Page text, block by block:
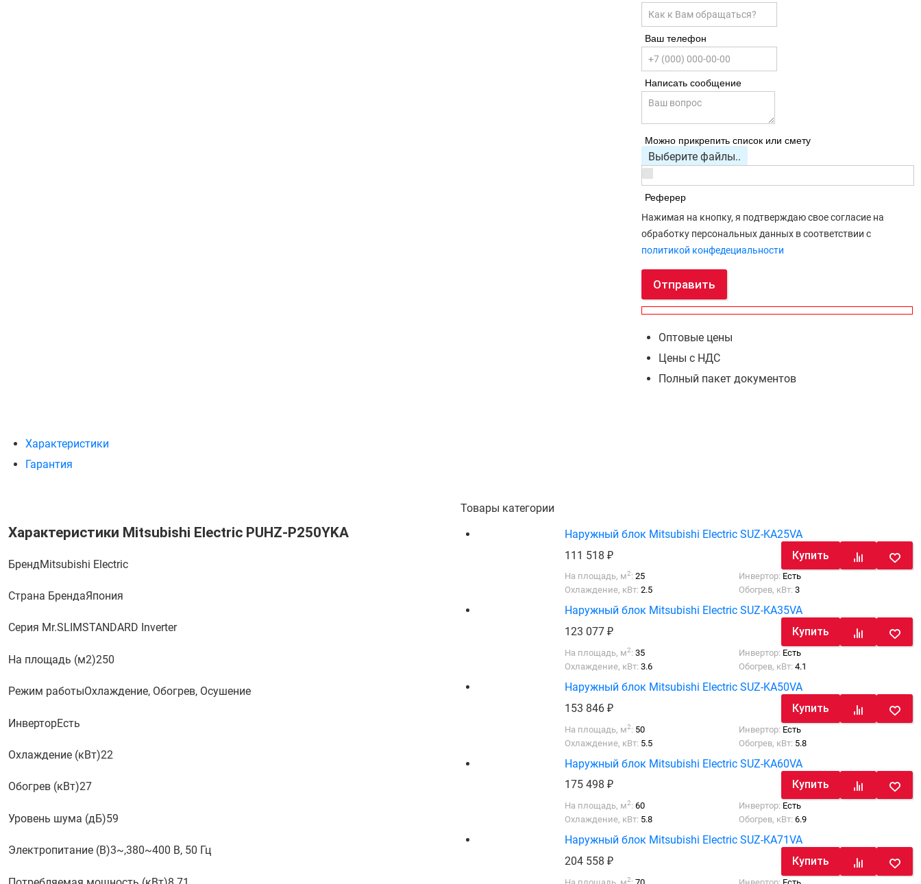
Ваш телефон
Написать сообщение
Можно прикрепить список или смету
Выберите файлы..
Реферер
Нажимая на кнопку, я подтверждаю свое согласие на
обработку персональных данных в соответствии с
политикой конфедециальности
Отправить
Оптовые цены
Цены с НДС
Полный пакет документов
Характеристики
Гарантия
Характеристики Mitsubishi Electric PUHZ-P250YKA
БрендMitsubishi Electric
Страна БрендаЯпония
Серия Mr.SLIMSTANDARD Inverter
На площадь (м2)250
Режим работыОхлаждение, Обогрев, Осушение
ИнверторЕсть
Охлаждение (кВт)22
Обогрев (кВт)27
Уровень шума (дБ)59
Электропитание (В)3~,380~400 В, 50 Гц
Товары категории
Наружный блок Mitsubishi Electric SUZ-KA25VA
111 518
Купить
На площадь, м2: 25 Инвертор: Есть
Охлаждение, кВт: 2.5 Обогрев, кВт: 3
Наружный блок Mitsubishi Electric SUZ-KA35VA
123 077
Купить
На площадь, м2: 35 Инвертор: Есть
Охлаждение, кВт: 3.6 Обогрев, кВт: 4.1
Наружный блок Mitsubishi Electric SUZ-KA50VA
153 846
Купить
На площадь, м2: 50 Инвертор: Есть
Охлаждение, кВт: 5.5 Обогрев, кВт: 5.8
Наружный блок Mitsubishi Electric SUZ-KA60VA
175 498
Купить
На площадь, м2: 60 Инвертор: Есть
Охлаждение, кВт: 5.8 Обогрев, кВт: 6.9
Наружный блок Mitsubishi Electric SUZ-KA71VA
204 558
Купить
2